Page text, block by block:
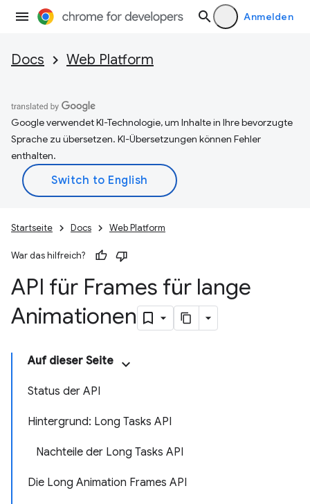
Anmelden
Docs Web Platform
Google verwendet KI-Technologie, um Inhalte in Ihre bevorzugte
Sprache zu übersetzen. KI-Übersetzungen können Fehler
enthalten.
Startseite Docs Web Platform
War das hilfreich?
API für Frames für lange
Animationen
Auf dieser Seite
Status der API
Hintergrund: Long Tasks API
Nachteile der Long Tasks API
Die Long Animation Frames API